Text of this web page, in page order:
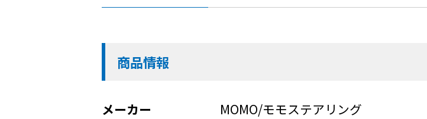
商品情報
メーカー MOMO/モモステアリング